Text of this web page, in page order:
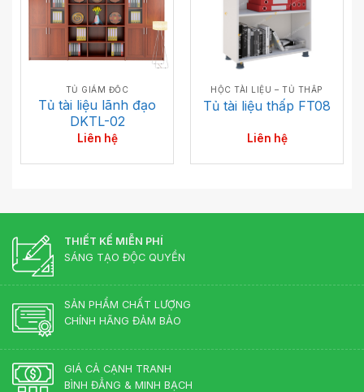
TỦ GIÁM ĐỐC
Tủ tài liệu lãnh đạo
DKTL-02
Liên hệ
HỘC TÀI LIỆU – TỦ THẤP
Tủ tài liệu thấp FT08
Liên hệ
THIẾT KẾ MIỄN PHÍ
SÁNG TẠO ĐỘC QUYỀN
SẢN PHẨM CHẤT LƯỢNG
CHÍNH HÃNG ĐẢM BẢO
GIÁ CẢ CẠNH TRANH
BÌNH ĐẲNG & MINH BẠCH